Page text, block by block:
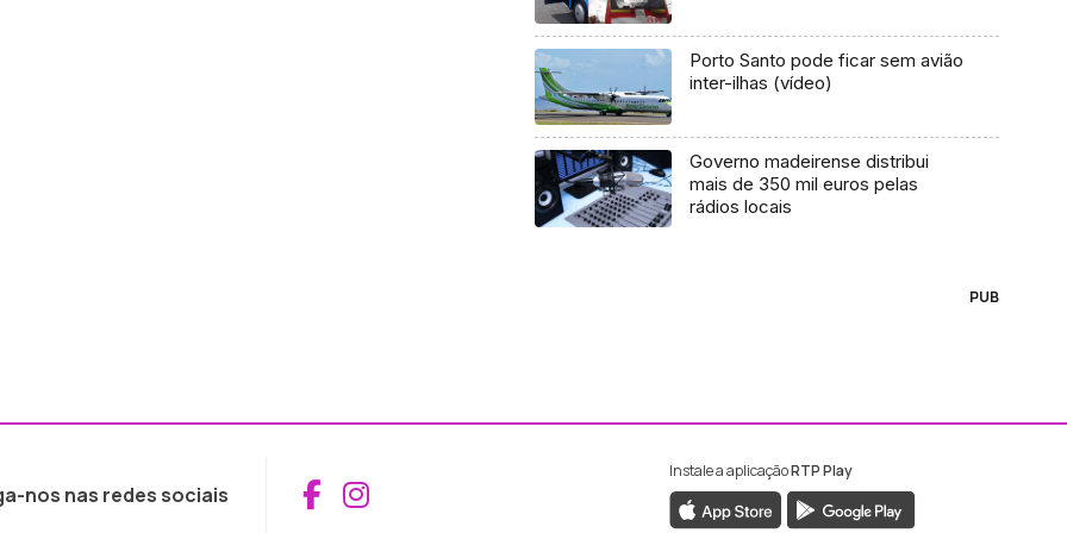
Porto Santo pode ficar sem avião
inter-ilhas (vídeo)
Governo madeirense distribui
mais de 350 mil euros pelas
rádios locais
PUB
nos nas redes sociais Aceder ao Facebook da RTP Madeira
Aceder ao Instagram da RTP Madeira
Instale a aplicaçãoRTP Play